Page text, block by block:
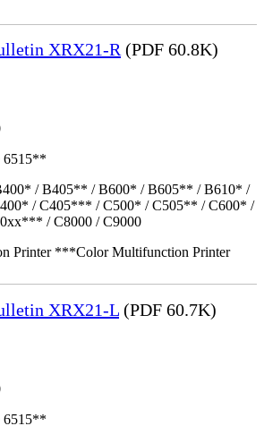
XRX21-R (PDF 60.8K)
6515**
/ B405** / B600* / B605** / B610* /
/ C405*** / C500* / C505** / C600* /
/ C8000 / C9000
Printer ***Color Multifunction Printer
XRX21-L (PDF 60.7K)
6515**